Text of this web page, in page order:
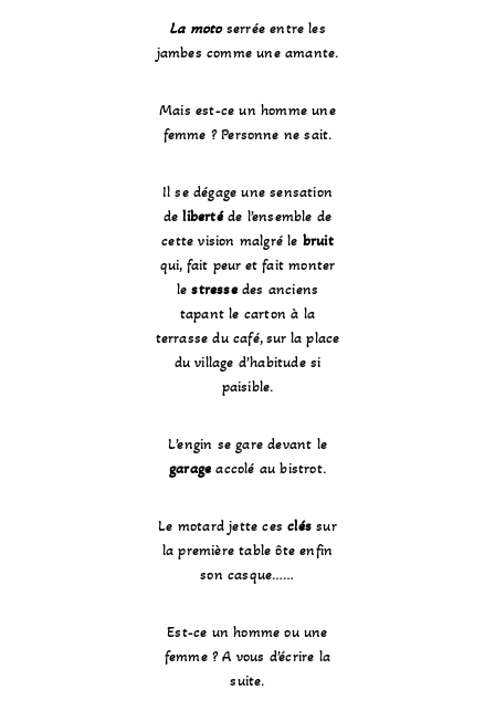
La motoserrée entre les
jambes comme une amante.
Mais est-ce un homme une
femme ? Personne ne sait.
Il se dégage une sensation
delibertéde l’ensemble de
cette vision malgré le bruit
qui, fait peur et fait monter
lestressedes anciens
tapant le carton à la
terrasse du café, sur la place
du village d’habitude si
paisible.
L’engin se gare devant le
garageaccolé au bistrot.
Le motard jette cesclés sur
la première table ôte enfin
son casque……
Est-ce un homme ou une
femme ? A vous d’écrire la
suite.